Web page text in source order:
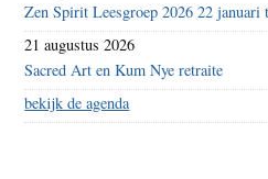
Zen Spirit Leesgroep 2026 22 januari
21 augustus 2026
Sacred Art en Kum Nye retraite
bekijk de agenda